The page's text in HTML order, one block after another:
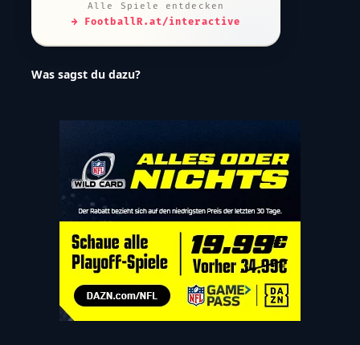
Alle Spiele entdecken
→ FootballR.at/interactive
Was sagst du dazu?